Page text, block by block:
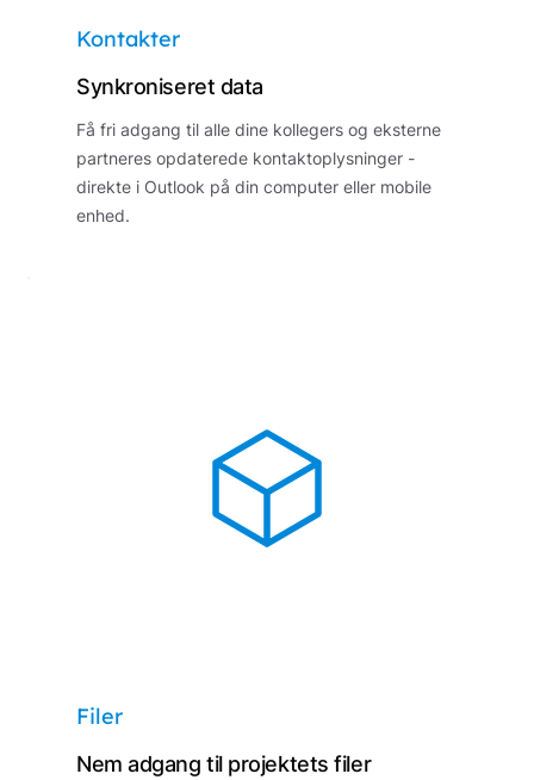
Kontakter
Synkroniseret data
Få fri adgang til alle dine kollegers og eksterne
partneres opdaterede kontaktoplysninger -
direkte i Outlook på din computer eller mobile
enhed.
Filer
Nem adgang til projektets filer